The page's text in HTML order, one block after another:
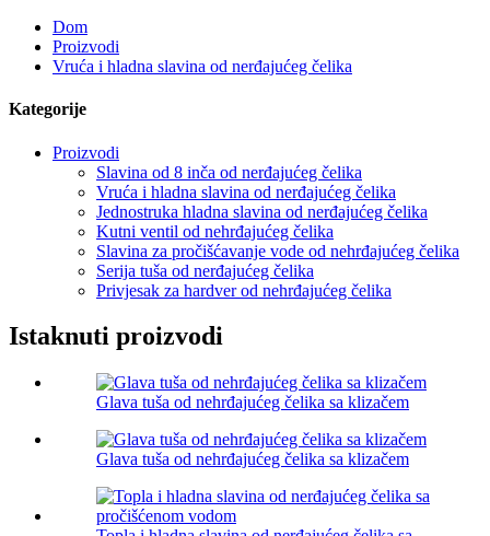
Dom
Proizvodi
Vruća i hladna slavina od nerđajućeg čelika
Kategorije
Proizvodi
Slavina od 8 inča od nerđajućeg čelika
Vruća i hladna slavina od nerđajućeg čelika
Jednostruka hladna slavina od nerđajućeg čelika
Kutni ventil od nehrđajućeg čelika
Slavina za pročišćavanje vode od nehrđajućeg čelika
Serija tuša od nerđajućeg čelika
Privjesak za hardver od nehrđajućeg čelika
Istaknuti proizvodi
Glava tuša od nehrđajućeg čelika sa klizačem
Glava tuša od nehrđajućeg čelika sa klizačem